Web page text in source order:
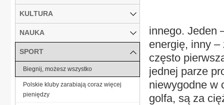
innego. Jeden
energię, inny –
często
jednej parze
niewygodne w
golfa, są za
KULTURA
NAUKA
SPORT
Biegnij, możesz wszystko
Polskie kluby zarabiają coraz więcej
pieniędzy